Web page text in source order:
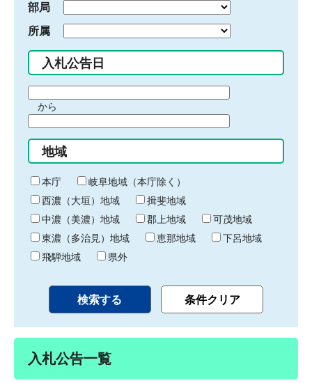
部局
所属
入札公告日
間
始
り
から
間
終
わ
り
地域
本庁
岐阜地域（本庁除く）
西濃（大垣）地域
揖斐地域
中濃（美濃）地域
郡上地域
可茂地域
東濃（多治見）地域
恵那地域
下呂地域
飛騨地域
県外
入札公告一覧